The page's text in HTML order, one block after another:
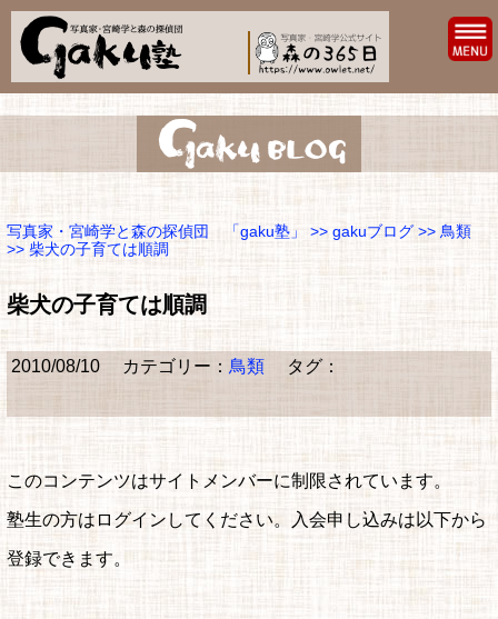
写真家・宮崎学と森の探偵団 「gaku塾」 >> gakuブログ >> 鳥類
>> 柴犬の子育ては順調
柴犬の子育ては順調
2010/08/10 カテゴリー： 鳥類 タグ：
このコンテンツはサイトメンバーに制限されています。
塾生の方はログインしてください。入会申し込みは以下から
登録できます。